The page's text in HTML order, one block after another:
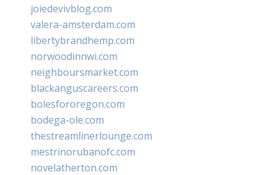
joiedevivblog.com
valera-amsterdam.com
libertybrandhemp.com
norwoodinnwi.com
neighboursmarket.com
blackanguscareers.com
bolesfororegon.com
bodega-ole.com
thestreamlinerlounge.com
mestrinorubanofc.com
novelatherton.com